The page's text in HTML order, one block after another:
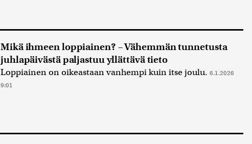
Mikä ihmeen loppiainen? – Vähemmän tunnetusta
juhlapäivästä paljastuu yllättävä tieto
Loppiainen on oikeastaan vanhempi kuin itse joulu. 6.1.2026
9:01